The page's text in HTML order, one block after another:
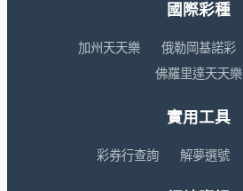
國際彩種
加州天天樂 俄勒岡基諾彩
佛羅里達天天樂
實用工具
彩券行查詢 解夢選號